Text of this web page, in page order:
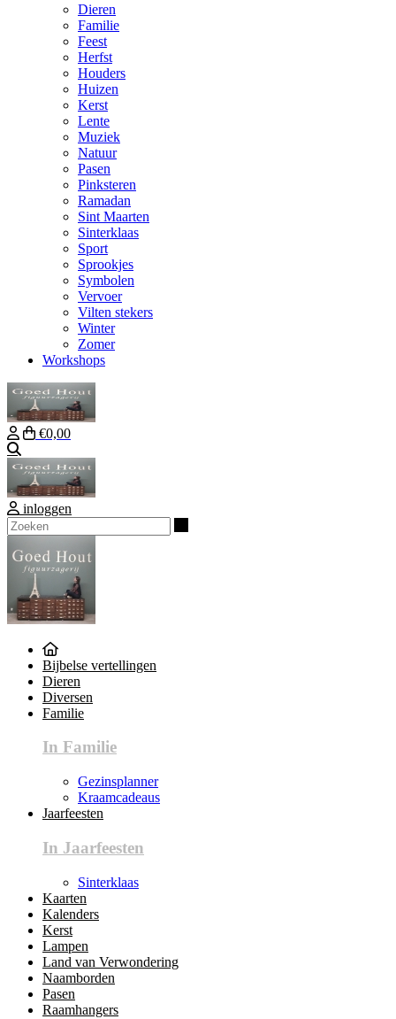
Dieren
Familie
Feest
Herfst
Houders
Huizen
Kerst
Lente
Muziek
Natuur
Pasen
Pinksteren
Ramadan
Sint Maarten
Sinterklaas
Sport
Sprookjes
Symbolen
Vervoer
Vilten stekers
Winter
Zomer
Workshops
€0,00
inloggen
Bijbelse vertellingen
Dieren
Diversen
Familie
In Familie
Gezinsplanner
Kraamcadeaus
Jaarfeesten
In Jaarfeesten
Sinterklaas
Kaarten
Kalenders
Kerst
Lampen
Land van Verwondering
Naamborden
Pasen
Raamhangers